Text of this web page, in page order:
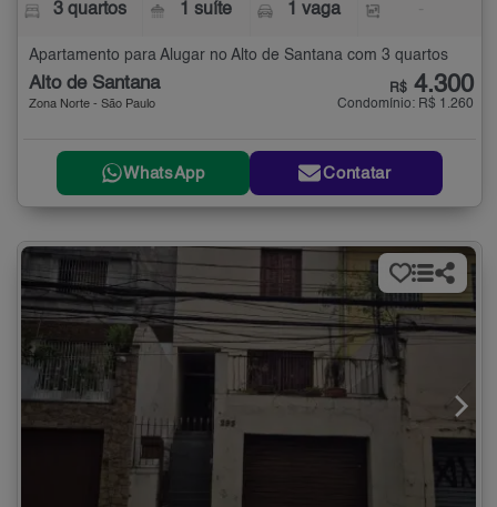
3 quartos 1 suíte 1 vaga
Apartamento para Alugar no Alto de Santana com 3 quartos
Alto de Santana
Zona Norte - São Paulo
R$ 4.300
Condomínio: R$ 1.260
WhatsApp Contatar